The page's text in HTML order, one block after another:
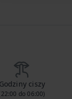
Godziny ciszy
do 06:00)